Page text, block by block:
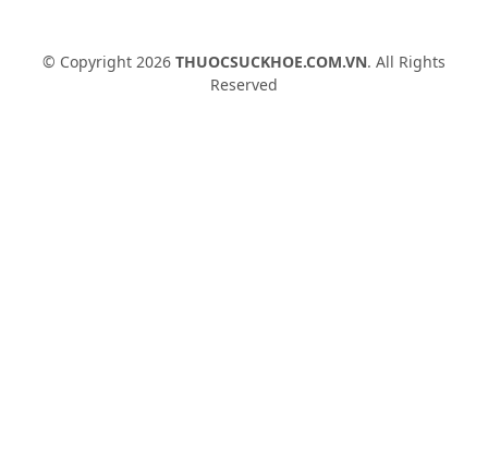
© Copyright 2026 THUOCSUCKHOE.COM.VN. All Rights
Reserved